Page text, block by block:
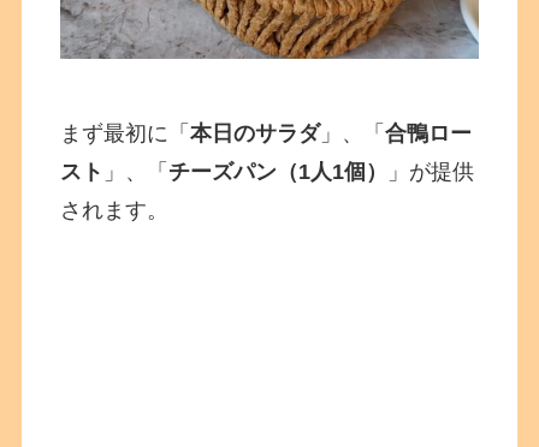
まず最初に「本日のサラダ」、「合鴨ロー
スト 」、「 チーズパン（1人1個）
」が提供
されます。